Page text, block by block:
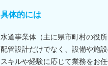
具体的には
水道事業体（主に県市町村の役
配管設計だけでなく、設備や施
スキルや経験に応じて業務をお